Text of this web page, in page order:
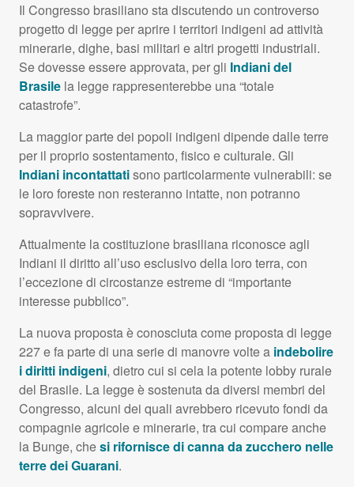
Il Congresso brasiliano sta discutendo un controverso
progetto di legge per aprire i territori indigeni ad attività
minerarie, dighe, basi militari e altri progetti industriali.
Se dovesse essere approvata, per gli Indiani del
Brasile la legge rappresenterebbe una “totale
catastrofe”.
La maggior parte dei popoli indigeni dipende dalle terre
per il proprio sostentamento, fisico e culturale. Gli
Indiani incontattatisono particolarmente vulnerabili: se
le loro foreste non resteranno intatte, non potranno
sopravvivere.
Attualmente la costituzione brasiliana riconosce agli
Indiani il diritto all’uso esclusivo della loro terra, con
l’eccezione di circostanze estreme di “importante
interesse pubblico”.
La nuova proposta è conosciuta come proposta di legge
227 e fa parte di una serie di manovre volte a indebolire
i diritti indigeni, dietro cui si cela la potente lobby rurale
del Brasile. La legge è sostenuta da diversi membri del
Congresso, alcuni dei quali avrebbero ricevuto fondi da
compagnie agricole e minerarie, tra cui compare anche
la Bunge, chesi rifornisce di canna da zucchero nelle
terre dei Guarani.